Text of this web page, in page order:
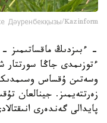
Дәуренбекқызы/Kazinform
- ءبىزدىڭ ماقساتىمىز -
ءتوزىمدى جاڭا سورتتار
وسەتىن ۇقساس
زەرتتەيمىز. جينالعان
پايدالى گەندەرى